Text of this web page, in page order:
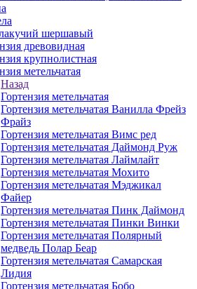
шершавый
древовидная
крупнолистная
метельчатая
Назад
Гортензия метельчатая
Гортензия метельчатая Ванилла Фрейз
Фрайз
Гортензия метельчатая Вимс ред
Гортензия метельчатая Даймонд Руж
Гортензия метельчатая Лаймлайт
Гортензия метельчатая Мохито
Гортензия метельчатая Мэджикал
Файер
Гортензия метельчатая Пинк Даймонд
Гортензия метельчатая Пинки Винки
Гортензия метельчатая Полярный
медведь Полар Беар
Гортензия метельчатая Самарская
Лидия
Гортензия метельчатая Бобо